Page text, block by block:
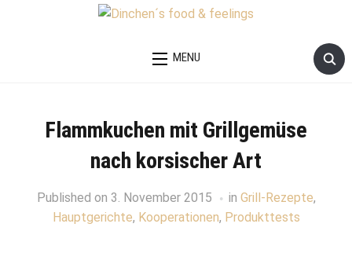
MENU
Flammkuchen mit Grillgemüse
nach korsischer Art
Published on 3. November 2015 in Grill-Rezepte,
Hauptgerichte, Kooperationen, Produkttests